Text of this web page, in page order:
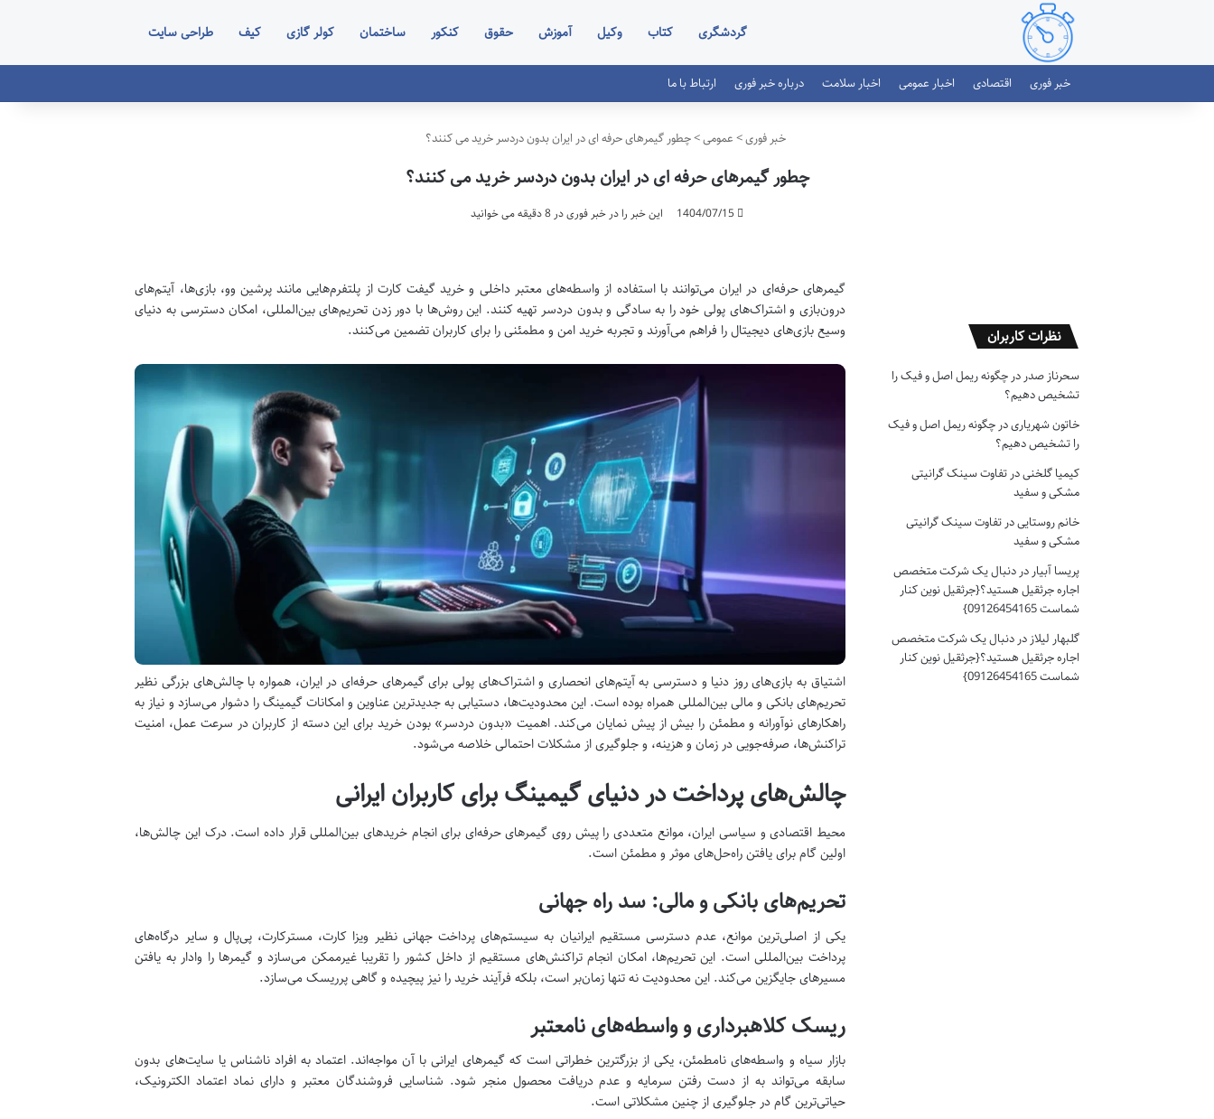
گردشگری کتاب وکیل آموزش حقوق کنکور ساختمان کولر گازی کیف طراحی سایت
خبر فوری اقتصادی اخبار عمومی اخبار سلامت درباره خبر فوری ارتباط با ما
خبر فوری> عمومی>چطور گیمرهای حرفه ای در ایران بدون دردسر خرید می کنند؟
چطور گیمرهای حرفه ای در ایران بدون دردسر خرید می کنند؟
1404/07/15 این خبر را در خبر فوری در 8 دقیقه می خوانید
گیمرهای حرفه‌ای در ایران می‌توانند با استفاده از واسطه‌های معتبر داخلی و خرید گیفت کارت از پلتفرم‌هایی مانند پرشین وو، بازی‌ها، آیتم‌های
درون‌بازی و اشتراک‌های پولی خود را به سادگی و بدون دردسر تهیه کنند. این روش‌ها با دور زدن تحریم‌های بین‌المللی، امکان دسترسی به دنیای
وسیع بازی‌های دیجیتال را فراهم می‌آورند و تجربه خرید امن و مطمئنی را برای کاربران تضمین می‌کنند.
اشتیاق به بازی‌های روز دنیا و دسترسی به آیتم‌های انحصاری و اشتراک‌های پولی برای گیمرهای حرفه‌ای در ایران، همواره با چالش‌های بزرگی نظیر
تحریم‌های بانکی و مالی بین‌المللی همراه بوده است. این محدودیت‌ها، دستیابی به جدیدترین عناوین و امکانات گیمینگ را دشوار می‌سازد و نیاز به
راهکارهای نوآورانه و مطمئن را بیش از پیش نمایان می‌کند. اهمیت «بدون دردسر» بودن خرید برای این دسته از کاربران در سرعت عمل، امنیت
تراکنش‌ها، صرفه‌جویی در زمان و هزینه، و جلوگیری از مشکلات احتمالی خلاصه می‌شود.
چالش‌های پرداخت در دنیای گیمینگ برای کاربران ایرانی
محیط اقتصادی و سیاسی ایران، موانع متعددی را پیش روی گیمرهای حرفه‌ای برای انجام خریدهای بین‌المللی قرار داده است. درک این چالش‌ها،
اولین گام برای یافتن راه‌حل‌های موثر و مطمئن است.
تحریم‌های بانکی و مالی: سد راه جهانی
یکی از اصلی‌ترین موانع، عدم دسترسی مستقیم ایرانیان به سیستم‌های پرداخت جهانی نظیر ویزا کارت، مسترکارت، پی‌پال و سایر درگاه‌های
پرداخت بین‌المللی است. این تحریم‌ها، امکان انجام تراکنش‌های مستقیم از داخل کشور را تقریبا غیرممکن می‌سازد و گیمرها را وادار به یافتن
مسیرهای جایگزین می‌کند. این محدودیت نه تنها زمان‌بر است، بلکه فرآیند خرید را نیز پیچیده و گاهی پرریسک می‌سازد.
ریسک کلاهبرداری و واسطه‌های نامعتبر
بازار سیاه و واسطه‌های نامطمئن، یکی از بزرگترین خطراتی است که گیمرهای ایرانی با آن مواجه‌اند. اعتماد به افراد ناشناس یا سایت‌های بدون
سابقه می‌تواند به از دست رفتن سرمایه و عدم دریافت محصول منجر شود. شناسایی فروشندگان معتبر و دارای نماد اعتماد الکترونیک،
حیاتی‌ترین گام در جلوگیری از چنین مشکلاتی است.
نظرات کاربران
سحرناز صدر درچگونه ریمل اصل و فیک را
تشخیص دهیم؟
خاتون شهریاریدرچگونه ریمل اصل و فیک
را تشخیص دهیم؟
کیمیا گلخنیدرتفاوت سینک گرانیتی
مشکی و سفید
خانم روستاییدرتفاوت سینک گرانیتی
مشکی و سفید
پریسا آبیار دردنبال یک شرکت متخصص
اجاره جرثقیل هستید؟{جرثقیل نوین کنار
شماست 09126454165}
گلبهار لیلاز دردنبال یک شرکت متخصص
اجاره جرثقیل هستید؟{جرثقیل نوین کنار
شماست 09126454165}